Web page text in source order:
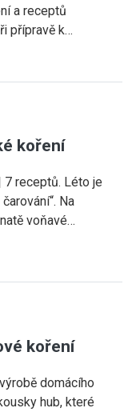
a receptů
přípravě k…
koření
receptů. Léto je
Na
voňavé…
koření
domácího
hub, které